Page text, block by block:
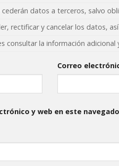
cederán datos a terceros, salvo
rectificar y cancelar los datos,
consultar la información
Correo
y web en este